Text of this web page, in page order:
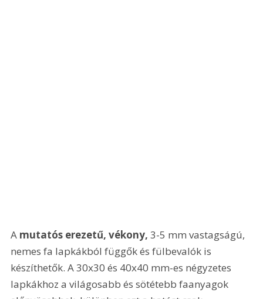
A mutatós erezetű, vékony, 3-5 mm vastagságú,
nemes fa lapkákból függők és fülbevalók is
készíthetők. A 30x30 és 40x40 mm-es négyzetes
lapkákhoz a világosabb és sötétebb faanyagok